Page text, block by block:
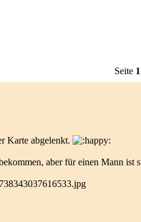
Seite 1
Karte abgelenkt.
aber für einen Mann ist